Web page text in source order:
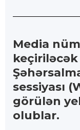
Media
sessiyası
görülən
olublar.